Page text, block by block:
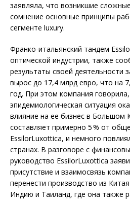
заявляла, что возникшие
сомнение основные принципы
сегменте luxury.
Франко-итальянский тандем
оптической индустрии, также
результаты своей деятельности
вырос до 17,4 млрд евро, что на
год. При этом компания
эпидемиологическая ситуация
влияние на ее бизнес в Большом
составляет примерно 5 % от
EssilorLuxottica, и немного
странах. В разговоре с
руководство EssilorLuxottica
присутствие и взаимосвязь
перенести производство из
Индию и Таиланд, где она также